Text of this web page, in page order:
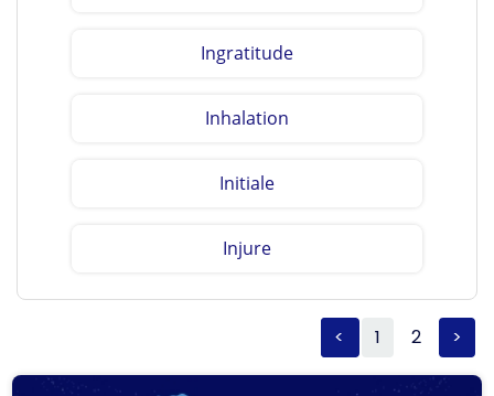
Ingratitude
Inhalation
Initiale
Injure
< 1 2 >